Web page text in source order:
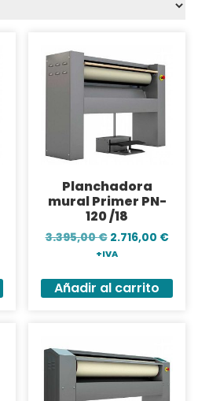
Planchadora
mural Primer PN-
120 /18
3.395,00€ 2.716,00 €
+IVA
Añadir al carrito